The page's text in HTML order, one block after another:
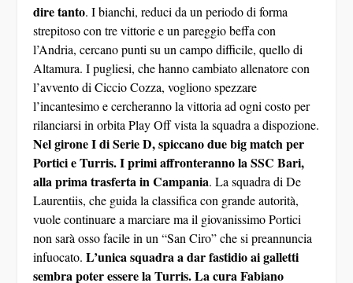
rilanciarsi in orbita Play Off vista la squadra a dispozione.
Nel girone I di Serie D, spiccano due big match per
Portici e Turris. I primi affronteranno la SSC Bari,
alla prima trasferta in Campania. La squadra di De
Laurentiis, che guida la classifica con grande autorità,
vuole continuare a marciare ma il giovanissimo Portici
non sarà osso facile in un “San Ciro” che si preannuncia
infuocato.L’unica squadra a dar fastidio ai galletti
sembra poter essere la Turris. La cura Fabiano
andrebbe studiata nelle università, da quando il
tecnico siede sulla panchina infatti solo risultati
positivi: otto vittorie e due pareggi con una striscia
aperta di sei successi di fila. Il Città di Messina, però,
non va sottovalutatoperché è una squadra equilibrata,
dura da affrontare soprattutto tra le mura amiche del